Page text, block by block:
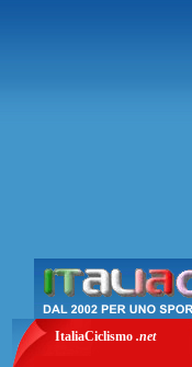
ItaliaCiclismo .net